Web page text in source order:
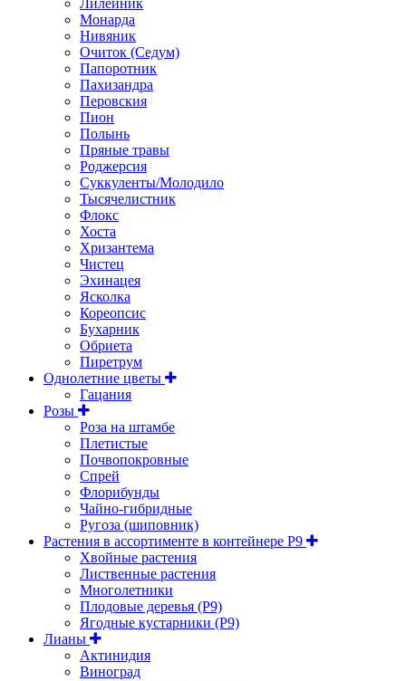
Монарда
Нивяник
Очиток (Седум)
Папоротник
Пахизандра
Перовския
Пион
Полынь
Пряные травы
Роджерсия
Суккуленты/Молодило
Тысячелистник
Флокс
Хоста
Хризантема
Чистец
Эхинацея
Ясколка
Кореопсис
Бухарник
Обриета
Пиретрум
Однолетние цветы
Гацания
Розы
Роза на штамбе
Плетистые
Почвопокровные
Спрей
Флорибунды
Чайно-гибридные
Ругоза (шиповник)
Растения в ассортименте в контейнере P9
Хвойные растения
Лиственные растения
Многолетники
Плодовые деревья (Р9)
Ягодные кустарники (Р9)
Лианы
Актинидия
Виноград